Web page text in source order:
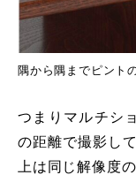
隅から隅までピント
つまりマルチシ
の距離で撮影し
上は同じ解像度